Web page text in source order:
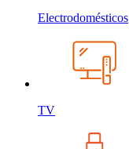
Electrodomésticos
TV